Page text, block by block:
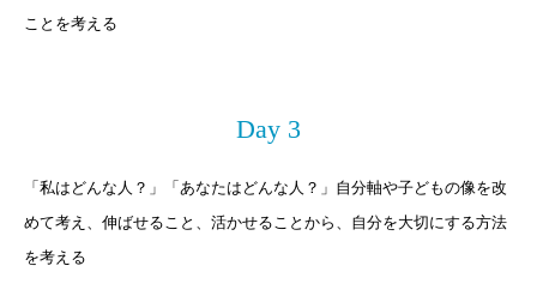
ことを考える
Day 3
「私はどんな人？」「あなたはどんな人？」自分軸や子どもの像を改
めて考え、伸ばせること、活かせることから、自分を大切にする方法
を考える